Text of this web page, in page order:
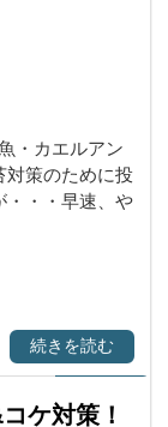
・カエルアン
対策のために投
・・・早速、や
続きを読む
ケ対策！